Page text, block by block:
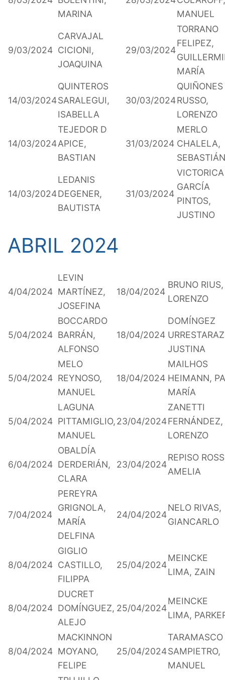
MARINA
MANUEL
9/03/2024
CARVAJAL
CICIONI,
JOAQUINA
29/03/2024
TORRANO
FELIPEZ,
MARÍA
14/03/2024
QUINTEROS
SARALEGUI,
ISABELLA
30/03/2024
QUIÑONES
RUSSO,
LORENZO
14/03/2024
TEJEDOR D
APICE,
BASTIAN
31/03/2024
MERLO
CHALELA,
SEBASTIÁN
14/03/2024
LEDANIS
DEGENER,
BAUTISTA
31/03/2024
VICTORICA
GARCÍA
PINTOS,
JUSTINO
ABRIL 2024
4/04/2024
LEVIN
MARTÍNEZ,
JOSEFINA
18/04/2024
BRUNO RIUS,
LORENZO
5/04/2024
BOCCARDO
BARRÁN,
ALFONSO
18/04/2024
DOMÍNGEZ
JUSTINA
5/04/2024
MELO
REYNOSO,
MANUEL
18/04/2024
MAILHOS
HEIMANN,
MARÍA
5/04/2024
LAGUNA
PITTAMIGLIO,
MANUEL
23/04/2024
ZANETTI
FERNÁNDEZ,
LORENZO
6/04/2024
OBALDÍA
DERDERIÁN,
CLARA
23/04/2024
REPISO
AMELIA
7/04/2024
PEREYRA
GRIGNOLA,
MARÍA
DELFINA
24/04/2024
NELO RIVAS,
GIANCARLO
8/04/2024
GIGLIO
CASTILLO,
FILIPPA
25/04/2024
MEINCKE
LIMA, ZAIN
8/04/2024
DUCRET
DOMÍNGUEZ,
ALEJO
25/04/2024
MEINCKE
LIMA,
8/04/2024
MACKINNON
MOYANO,
FELIPE
25/04/2024
TARAMASCO
SAMPIETRO,
MANUEL